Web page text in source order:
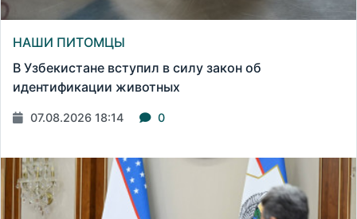
НАШИ ПИТОМЦЫ
В Узбекистане вступил в силу закон об
идентификации животных
07.08.2026 18:14 0